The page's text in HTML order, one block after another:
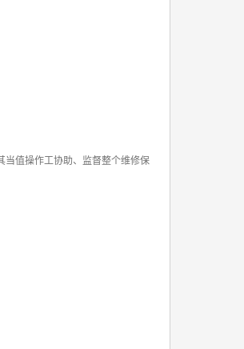
当值操作工协助、监督整个维修保